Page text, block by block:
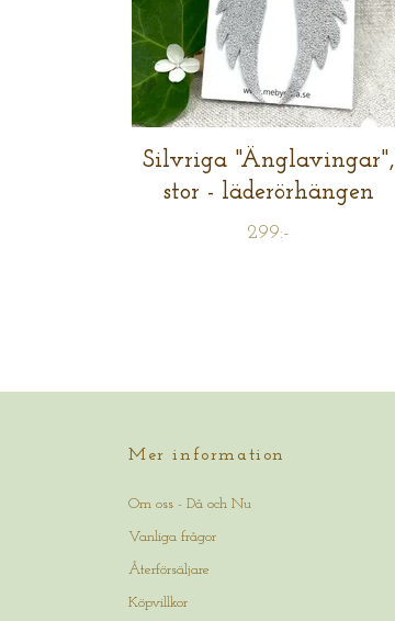
Silvriga "Änglavingar",
stor - läderörhängen
299:-
Mer information
Om oss - Då och Nu
Vanliga frågor
Återförsäljare
Köpvillkor